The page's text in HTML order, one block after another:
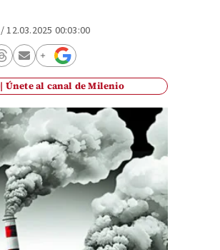
/12.03.2025 00:03:00
Únete al canal de Milenio